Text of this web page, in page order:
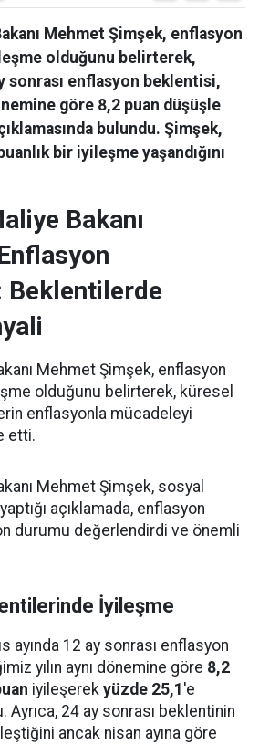
Mehmet Şimşek, enflasyon
olduğunu belirterek,
sonrası enflasyon beklentisi,
göre 8,2 puan düşüşle
bulundu. Şimşek,
bir iyileşme yaşandığını
Bakanı
Beklentilerde
Mehmet Şimşek, enflasyon
olduğunu belirterek, küresel
enflasyonla mücadeleyi
etti.
Mehmet Şimşek, sosyal
açıklamada, enflasyon
durumu değerlendirdi ve önemli
İyileşme
ayında 12 ay sonrası enflasyon
yılın aynı dönemine göre 8,2
iyileşerek yüzde 25,1 'e
24 ay sonrası beklentinin
ancak nisan ayına göre